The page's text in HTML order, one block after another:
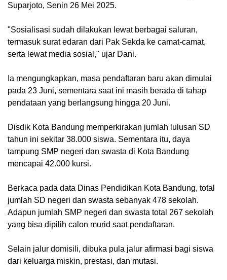
Suparjoto, Senin 26 Mei 2025.
"Sosialisasi sudah dilakukan lewat berbagai saluran,
termasuk surat edaran dari Pak Sekda ke camat-camat,
serta lewat media sosial," ujar Dani.
Ia mengungkapkan, masa pendaftaran baru akan dimulai
pada 23 Juni, sementara saat ini masih berada di tahap
pendataan yang berlangsung hingga 20 Juni.
Disdik Kota Bandung memperkirakan jumlah lulusan SD
tahun ini sekitar 38.000 siswa. Sementara itu, daya
tampung SMP negeri dan swasta di Kota Bandung
mencapai 42.000 kursi.
Berkaca pada data Dinas Pendidikan Kota Bandung, total
jumlah SD negeri dan swasta sebanyak 478 sekolah.
Adapun jumlah SMP negeri dan swasta total 267 sekolah
yang bisa dipilih calon murid saat pendaftaran.
Selain jalur domisili, dibuka pula jalur afirmasi bagi siswa
dari keluarga miskin, prestasi, dan mutasi.